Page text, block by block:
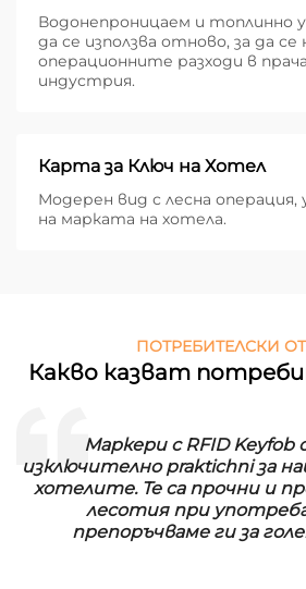
Водонепроницаем и топлинно
да се използва отново, за да се
операционните разходи в
индустрия.
Карта за Ключ на Хотел
Модерен вид с лесна
на марката на хотела.
ПОТРЕБИТЕЛСКИ
Какво казват
Маркери с RFID Keyfob
изключително praktichni за
хотелите. Те са прочни и
лесотия при
препоръчваме ги за